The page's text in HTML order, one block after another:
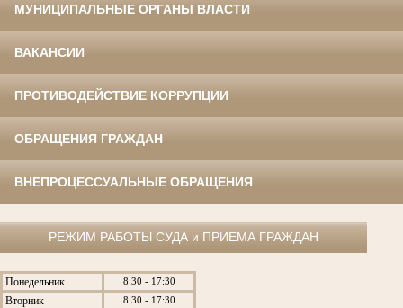
МУНИЦИПАЛЬНЫЕ ОРГАНЫ ВЛАСТИ
ВАКАНСИИ
ПРОТИВОДЕЙСТВИЕ КОРРУПЦИИ
ОБРАЩЕНИЯ ГРАЖДАН
ВНЕПРОЦЕССУАЛЬНЫЕ ОБРАЩЕНИЯ
РЕЖИМ РАБОТЫ СУДА и ПРИЕМА ГРАЖДАН
Понедельник 8:30 - 17:30
Вторник 8:30 - 17:30